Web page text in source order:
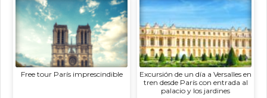
Free tour París imprescindible
Excursión de un día a Versalles en
tren desde París con entrada al
palacio y los jardines